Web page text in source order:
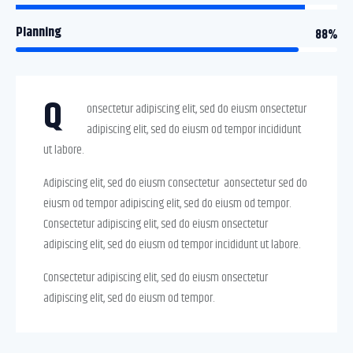
Planning 88%
Q
onsectetur adipiscing elit, sed do eiusm onsectetur
adipiscing elit, sed do eiusm od tempor incididunt
ut labore.
Adipiscing elit, sed do eiusm consectetur aonsectetur sed do
eiusm od tempor adipiscing elit, sed do eiusm od tempor.
Consectetur adipiscing elit, sed do eiusm onsectetur
adipiscing elit, sed do eiusm od tempor incididunt ut labore.
Consectetur adipiscing elit, sed do eiusm onsectetur
adipiscing elit, sed do eiusm od tempor.